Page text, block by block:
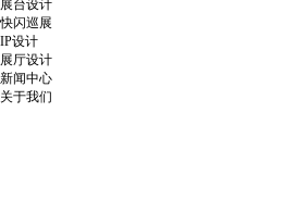
展台设计
快闪巡展
IP设计
展厅设计
新闻中心
关于我们